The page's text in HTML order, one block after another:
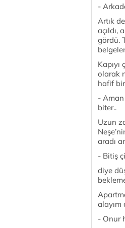
-
Artık
açıldı,
gördü.
olarak
hafif
-
biter..
Uzun
aradı
- Bitiş
diye
alayım
- Onur